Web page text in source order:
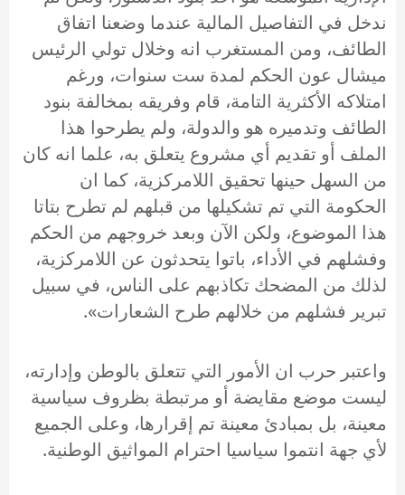
ندخل في التفاصيل المالية عندما وضعنا اتفاق
الطائف، ومن المستغرب انه وخلال تولي الرئيس
ميشال عون الحكم لمدة ست سنوات، ورغم
امتلاكه الأكثرية التامة، قام وفريقه بمخالفة بنود
الطائف وتدميره هو والدولة، ولم يطرحوا هذا
الملف أو تقديم أي مشروع يتعلق به، علما انه كان
من السهل حينها تحقيق اللامركزية، كما ان
الحكومة التي تم تشكيلها من قبلهم لم تطرح بتاتا
هذا الموضوع، ولكن الآن وبعد خروجهم من الحكم
وفشلهم في الأداء، باتوا يتحدثون عن اللامركزية،
لذلك من المضحك تكاذبهم على الناس، في سبيل
تبرير فشلهم من خلالهم طرح الشعارات».
واعتبر حرب ان الأمور التي تتعلق بالوطن وإدارته،
ليست موضع مقايضة أو مرتبطة بظروف سياسية
معينة، بل بمبادئ معينة تم إقرارها، وعلى الجميع
لأي جهة انتموا سياسيا احترام المواثيق الوطنية.